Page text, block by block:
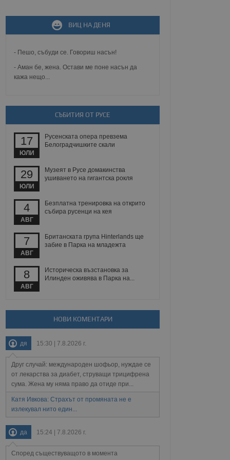
ВИЦ НА ДЕНЯ
- Пешо, събуди се. Говориш насън!
- Аман бе, жена. Остави ме поне насън да
кажа нещо...
СЪБИТИЯ ОТ РУСЕ
17
ЮЛИ
Русенската опера превзема
Белоградчишките скали
29
ЮЛИ
Музеят в Русе домакинства
ушиването на гигантска рокля
4
АВГ
Безплатна тренировка на открито
събира русенци на кея
7
АВГ
Британската група Hinterlands ще
забие в Парка на младежта
8
АВГ
Историческа възстановка за
Илинден оживява в Парка на...
НОВИ КОМЕНТАРИ
дя 15:30 | 7.8.2026 г.
Друг случай: международен шофьор, нуждае се
от лекарства за диабет, струващи трицифрена
сума. Жена му няма право да отиде при...
Катя Ивкова: Страхът от промяната не е
излекувал нито един...
да 15:24 | 7.8.2026 г.
Според съществуващото в момента
зададена от уеб
MVC
неразрешеното
известно като
при затваряне
за тяхното
сесии.
между хората
за да се правят
уебсайт.
на
бисквитките,
и
и предоставя
използва
потребител може
поведение и
на сайта. Тя
с
на
на сайта.
взаимодействия
и потребителския
събиране на данни
за
на тестване.
данни,
на посещенията,
били заредени.
опит.
на прегледи на
на
тя може
новата или
на сайта. Тя
която е
в целия
на социалните
Описание